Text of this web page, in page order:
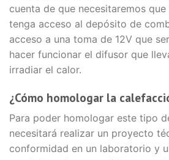
cuenta de que necesitaremos
tenga acceso al depósito de
acceso a una toma de 12V que
hacer funcionar el difusor que
irradiar el calor.
¿Cómo homologar la
Para poder homologar este tipo
necesitará realizar un proyecto
conformidad en un laboratorio y